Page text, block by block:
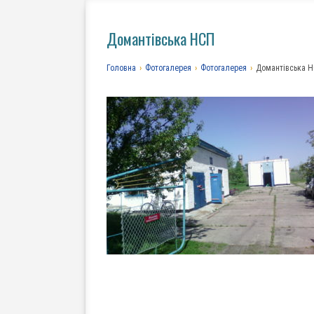
Домантівська НСП
Головна › Фотогалерея › Фотогалерея › Домантівська